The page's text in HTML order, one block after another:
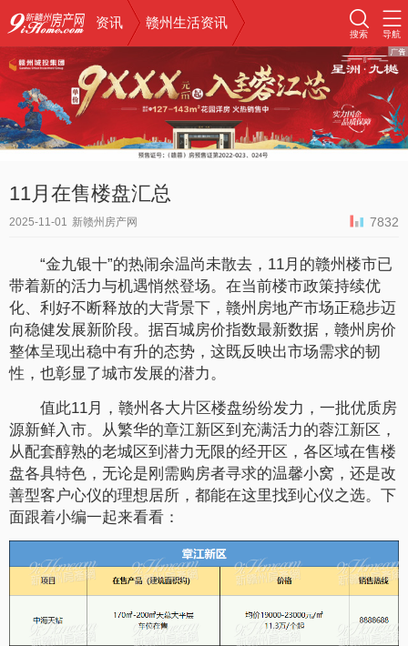
资讯 赣州生活资讯
搜索 导航
11月在售楼盘汇总
2025-11-01 新赣州房产网 7832
“金九银十”的热闹余温尚未散去，11月的赣州楼市已
带着新的活力与机遇悄然登场。在当前楼市政策持续优
化、利好不断释放的大背景下，赣州房地产市场正稳步迈
向稳健发展新阶段。据百城房价指数最新数据，赣州房价
整体呈现出稳中有升的态势，这既反映出市场需求的韧
性，也彰显了城市发展的潜力。
值此11月，赣州各大片区楼盘纷纷发力，一批优质房
源新鲜入市。从繁华的章江新区到充满活力的蓉江新区，
从配套醇熟的老城区到潜力无限的经开区，各区域在售楼
盘各具特色，无论是刚需购房者寻求的温馨小窝，还是改
善型客户心仪的理想居所，都能在这里找到心仪之选。下
面跟着小编一起来看看：